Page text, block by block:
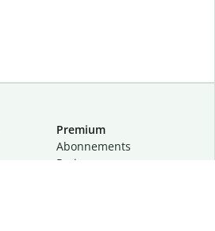
Premium
Abon­ne­ments
Preise